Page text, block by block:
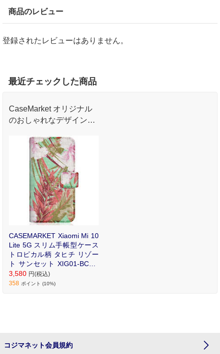
商品のレビュー
登録されたレビューはありません。
最近チェックした商品
CaseMarket オリジナル
のおしゃれなデザインプ
ル手帳型ケース。
CASEMARKET Xiaomi Mi 10
Lite 5G スリム手帳型ケース
トロピカル柄 タヒチ リゾー
ト サンセット XIG01-BCM2
S2135-78
3,580 円(税込)
358 ポイント (10%)
コジマネット会員規約